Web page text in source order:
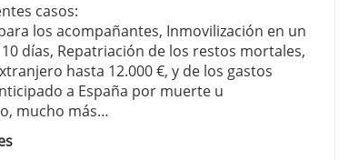
casos:
los acompañantes, Inmovilización en un
días, Repatriación de los restos mortales,
hasta 12.000 €, y de los gastos
a España por muerte u
mucho más…